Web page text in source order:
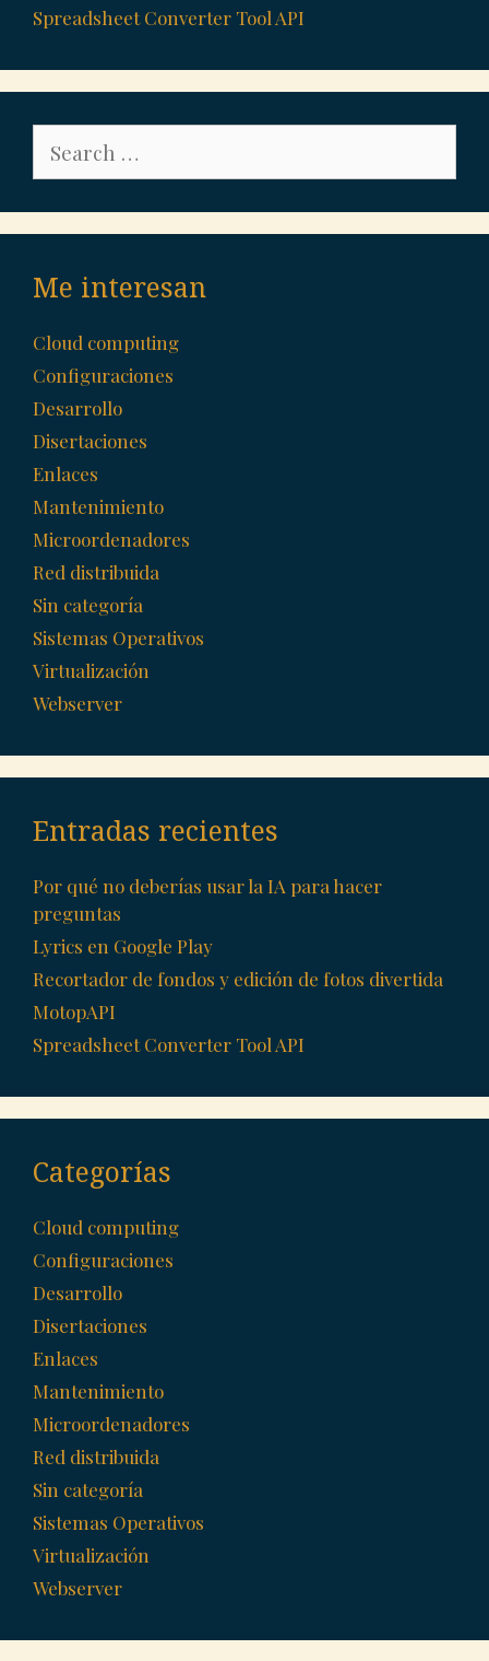
Spreadsheet Converter Tool API
for:
Me interesan
Cloud computing
Configuraciones
Desarrollo
Disertaciones
Enlaces
Mantenimiento
Microordenadores
Red distribuida
Sin categoría
Sistemas Operativos
Virtualización
Webserver
Entradas recientes
Por qué no deberías usar la IA para hacer
preguntas
Lyrics en Google Play
Recortador de fondos y edición de fotos divertida
MotopAPI
Spreadsheet Converter Tool API
Categorías
Cloud computing
Configuraciones
Desarrollo
Disertaciones
Enlaces
Mantenimiento
Microordenadores
Red distribuida
Sin categoría
Sistemas Operativos
Virtualización
Webserver